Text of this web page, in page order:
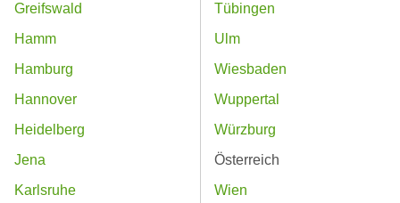
Greifswald
Hamm
Hamburg
Hannover
Heidelberg
Jena
Karlsruhe
Tübingen
Ulm
Wiesbaden
Wuppertal
Würzburg
Österreich
Wien